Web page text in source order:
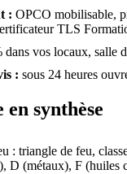
: OPCO mobilisable,
TLS
dans vos locaux, salle
: sous 24 heures
synthèse
: triangle de feu,
D (métaux), F (huiles